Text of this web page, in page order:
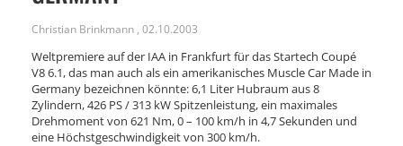
Christian Brinkmann , 02.10.2003
Weltpremiere auf der IAA in Frankfurt für das Startech Coupé
V8 6.1, das man auch als ein amerikanisches Muscle Car Made in
Germany bezeichnen könnte: 6,1 Liter Hubraum aus 8
Zylindern, 426 PS / 313 kW Spitzenleistung, ein maximales
Drehmoment von 621 Nm, 0 – 100 km/h in 4,7 Sekunden und
eine Höchstgeschwindigkeit von 300 km/h.